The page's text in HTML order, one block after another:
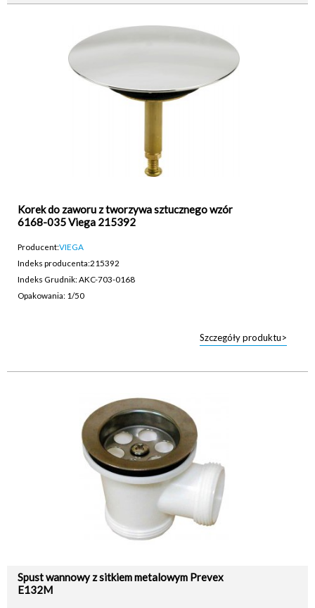
Korek do zaworu z tworzywa sztucznego wzór
6168-035 Viega 215392
Producent:VIEGA
Indeks producenta:215392
Indeks Grudnik: AKC-703-0168
Opakowania: 1/50
Szczegóły produktu>
Spust wannowy z sitkiem metalowym Prevex
E132M